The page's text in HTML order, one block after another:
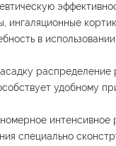
ингаляционные
в
распределение
удобному
специально